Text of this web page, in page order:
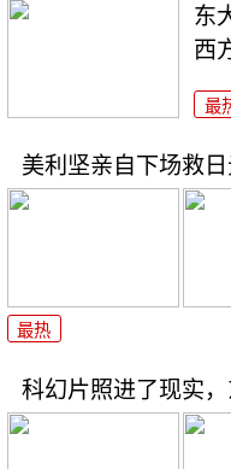
东
西
最
美利坚亲自下场救
最热
科幻片照进了现实，